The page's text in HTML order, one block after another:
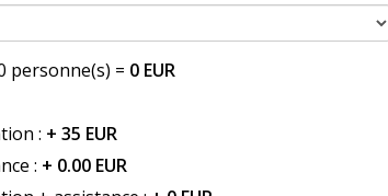
personne(s) = 0 EUR
: + 35 EUR
: + 0.00 EUR